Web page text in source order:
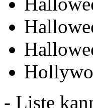
- Liste